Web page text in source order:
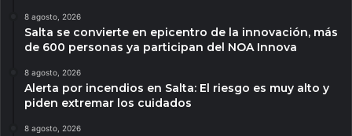
8 agosto, 2026
Salta se convierte en epicentro de la innovación, más
de 600 personas ya participan del NOA Innova
8 agosto, 2026
Alerta por incendios en Salta: El riesgo es muy alto y
piden extremar los cuidados
8 agosto, 2026